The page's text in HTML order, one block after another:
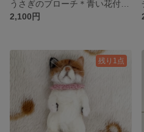
2,100円
残り1点